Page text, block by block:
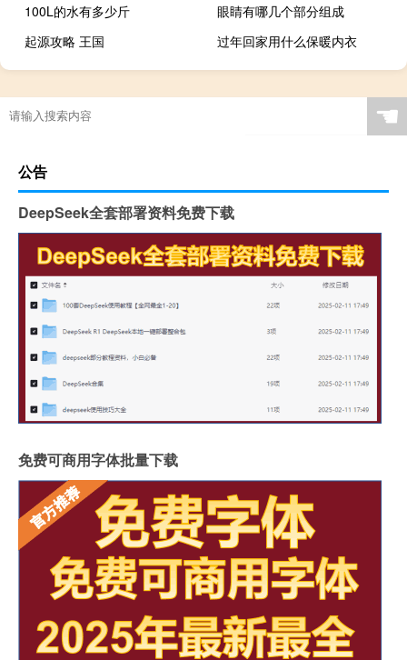
100L的水有多少斤
眼睛有哪几个部分组成
起源攻略 王国
过年回家用什么保暖内衣
☚
公告
DeepSeek全套部署资料免费下载
免费可商用字体批量下载